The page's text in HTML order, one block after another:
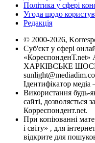
Політика у сфері
Угода щодо
Редакція
© 2000-2026,
Суб'єкт у сфері
«КореспонденТ.net»
ХАРКІВСЬКЕ ШОСЕ,
Ідентифікатор
Використання будь-
сайті, дозволяється
Корреспондент.net.
При копіюванні
і світу» , для
відкрите для